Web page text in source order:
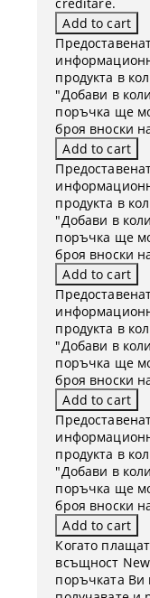
продукта в
"Добави в
поръчка ще
броя вноски
продукта в
"Добави в
поръчка ще
броя вноски
продукта в
"Добави в
поръчка ще
броя вноски
продукта в
"Добави в
поръчка ще
броя вноски
Когато
всъщност
поръчката Ви